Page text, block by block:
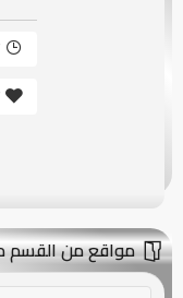
مواقع من القسم